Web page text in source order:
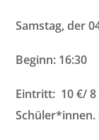
Samstag, der
Beginn: 16:30
Eintritt: 10 €/ 8